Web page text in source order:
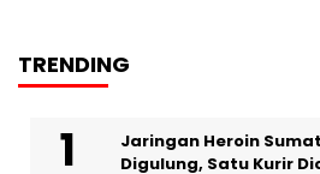
TRENDING
Jaringan Heroin
Digulung, Satu Kurir